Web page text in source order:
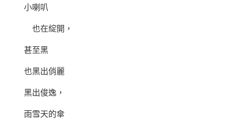
小喇叭
也在綻開，
甚至黑
也黑出俏麗
黑出俊逸，
雨雪天的傘